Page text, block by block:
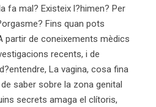
fa mal? Existeix l?himen? Per
Fins quan pots
partir de coneixements mèdics
recents, i de
La vagina, cosa fina
saber sobre la zona genital
secrets amaga el clítoris,